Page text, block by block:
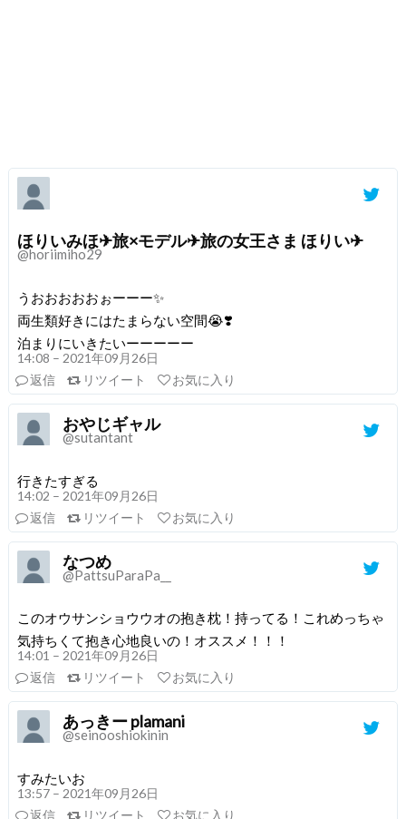
ほりいみほ✈︎旅×モデル✈︎旅の女王さま ほりい✈︎
@horiimiho29
うおおおおおぉーーー✨
両生類好きにはたまらない空間😭❣️
泊まりにいきたいーーーーー
14:08 – 2021年09月26日
返信
リツイート お気に入り
おやじギャル
@sutantant
行きたすぎる
14:02 – 2021年09月26日
返信
リツイート お気に入り
なつめ
@PattsuParaPa__
このオウサンショウウオの抱き枕！持ってる！これめっちゃ
気持ちくて抱き心地良いの！オススメ！！！
14:01 – 2021年09月26日
返信
リツイート お気に入り
あっきー plamani
@seinooshiokinin
すみたいお
13:57 – 2021年09月26日
返信
リツイート お気に入り